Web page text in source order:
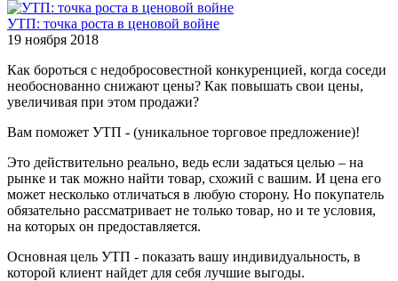
УТП: точка роста в ценовой войне
19 ноября 2018
Как бороться с недобросовестной конкуренцией, когда соседи
необоснованно снижают цены? Как повышать свои цены,
увеличивая при этом продажи?
Вам поможет УТП - (уникальное торговое предложение)!
Это действительно реально, ведь если задаться целью – на
рынке и так можно найти товар, схожий с вашим. И цена его
может несколько отличаться в любую сторону. Но покупатель
обязательно рассматривает не только товар, но и те условия,
на которых он предоставляется.
Основная цель УТП - показать вашу индивидуальность, в
которой клиент найдет для себя лучшие выгоды.